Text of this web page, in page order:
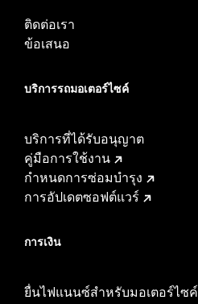
ติดต่อเรา
ข้อเสนอ
บริการรถมอเตอร์ไซค์​
บริการที่ได้รับอนุญาต
คู่มือการใช้งาน
กำหนดการซ่อมบำรุง
การอัปเดตซอฟต์แวร์
การเงิน
ยื่นไฟแนนซ์สำหรับมอเตอร์ไซค์